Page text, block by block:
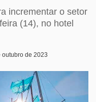
incrementar o setor
(14), no hotel
outubro de 2023